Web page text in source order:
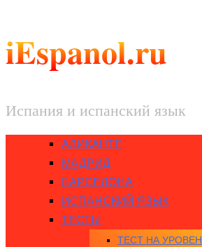
iEspanol.ru
Испания и испанский язык
АЛИКАНТЕ
МАДРИД
БАРСЕЛОНА
ИСПАНСКИЙ ЯЗЫК
ТЕСТЫ
ТЕСТ НА